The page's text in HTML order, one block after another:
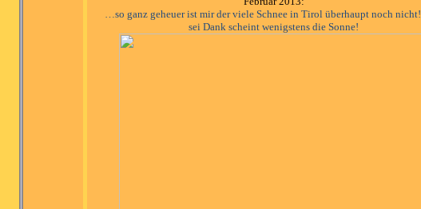
…so ganz geheuer ist mir der viele Schnee in Tirol überhaupt noch
sei Dank scheint wenigstens die Sonne!